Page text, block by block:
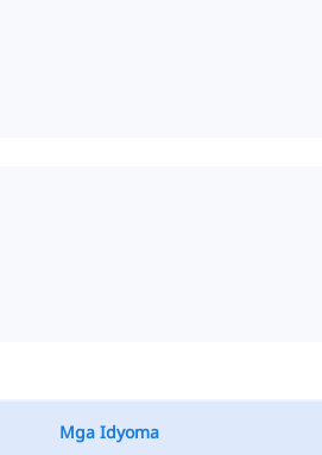
Mga Idyoma